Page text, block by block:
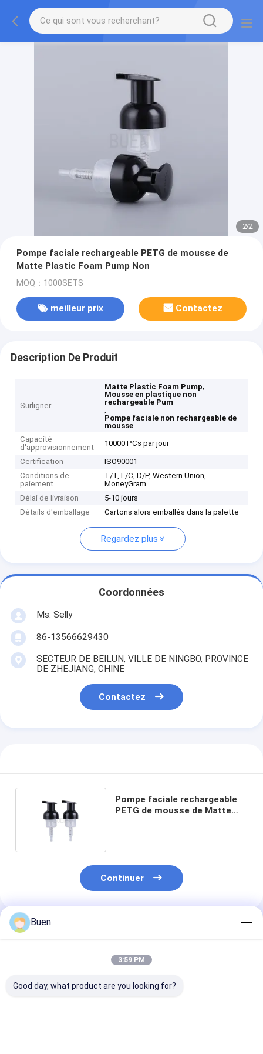
2/2
Pompe faciale rechargeable PETG de mousse de
Matte Plastic Foam Pump Non
MOQ：1000SETS
meilleur prix Contactez
Description De Produit
Surligner
Matte Plastic Foam Pump,
Mousse en plastique non
rechargeable Pum
,
Pompe faciale non rechargeable de
mousse
Capacité
d'approvisionnement
10000 PCs par jour
Certification
ISO90001
Conditions de
paiement
T/T, L/C, D/P, Western Union,
MoneyGram
Délai de livraison
5-10 jours
Détails d'emballage
Cartons alors emballés dans la palette
Regardez plus
Coordonnées
Ms. Selly
86-13566629430
SECTEUR DE BEILUN, VILLE DE NINGBO, PROVINCE
DE ZHEJIANG, CHINE
Contactez
Pompe faciale rechargeable
PETG de mousse de Matte
Continuer
Produits Recommandés
Buen
3:59 PM
Good day, what product are you looking for?